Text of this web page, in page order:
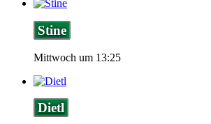
Stine
Mittwoch um 13:25
Dietl